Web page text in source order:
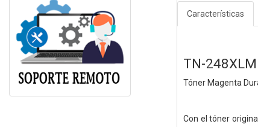
Características
TN-248XLM
Tóner Magenta
Con el tóner